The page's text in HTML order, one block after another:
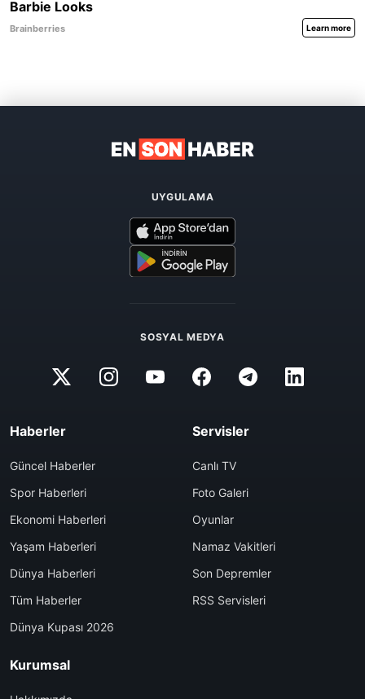
UYGULAMA
SOSYAL MEDYA
Haberler
Güncel Haberler
Spor Haberleri
Ekonomi Haberleri
Yaşam Haberleri
Dünya Haberleri
Tüm Haberler
Dünya Kupası 2026
Servisler
Canlı TV
Foto Galeri
Oyunlar
Namaz Vakitleri
Son Depremler
RSS Servisleri
Kurumsal